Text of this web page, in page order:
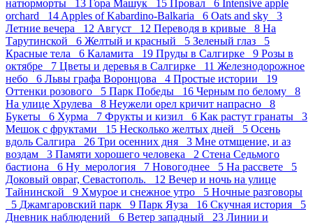
натюрморты 13 Гора Машук 15 Провал 6 Intensive apple
orchard 14 Apples of Kabardino-Balkaria 6 Oats and sky 3
Летние вечера 12 Август 12 Переводя в кривые 8 На
Тарутинской 6 Желтый и красный 5 Зеленый глаз 5
Красные тела 6 Каламита 19 Пруды в Салгирке 9 Розы в
октябре 7 Цветы и деревья в Салгирке 11 Железнодорожное
небо 6 Львы графа Воронцова 4 Простые истории 19
Оттенки розового 5 Парк Победы 16 Черным по белому 8
На улице Хрулева 8 Неужели орел кричит напрасно 8
Букеты 6 Хурма 7 Фрукты и кизил 6 Как растут гранаты 3
Мешок с фруктами 15 Несколько желтых дней 5 Осень
вдоль Салгира 26 Три осенних дня 3 Мне отмщение, и аз
воздам 3 Памяти хорошего человека 2 Стена Седьмого
бастиона 6 Ну_мерология 7 Новогоднее 5 На рассвете 5
Доковый овраг, Севастополь. 12 Вечер и ночь на улице
Тайнинской 9 Хмурое и снежное утро 5 Ночные разговоры
5 Джамгаровский парк 9 Парк Яуза 16 Скучная история 5
Дневник наблюдений 6 Ветер западный 23 Линии и